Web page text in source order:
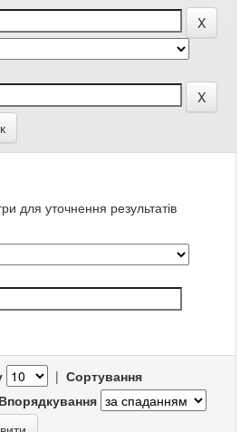
для уточнення результатів
| Сортування
Впорядкування